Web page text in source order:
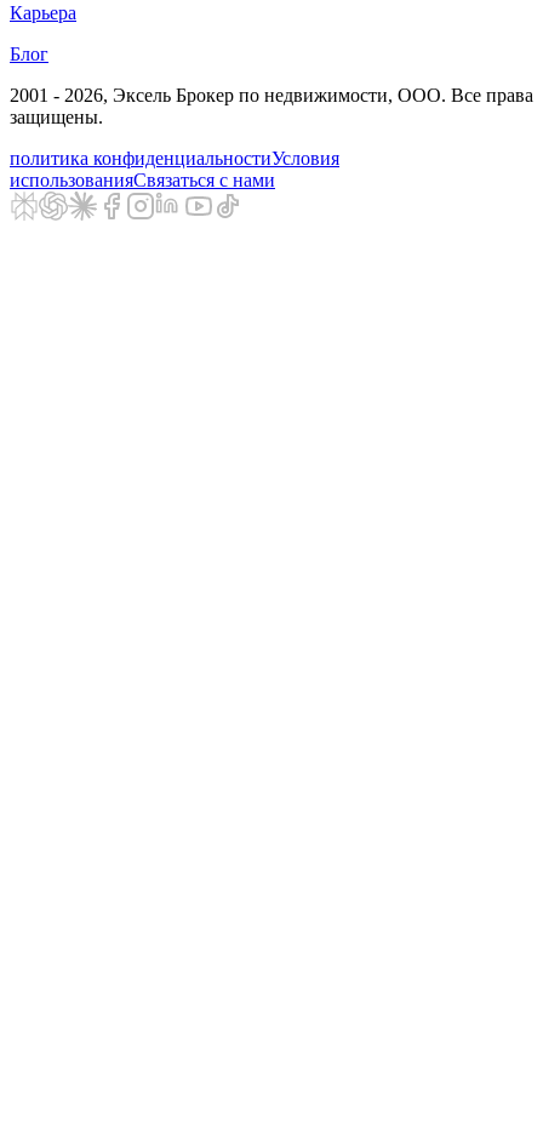
Карьера
Блог
2001 - 2026, Эксель Брокер по недвижимости, ООО. Все права
защищены.
политика конфиденциальностиУсловия
использованияСвязаться с нами